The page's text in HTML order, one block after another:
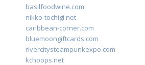
basilfoodwine.com
nikko-tochigi.net
caribbean-corner.com
bluemoongiftcards.com
rivercitysteampunkexpo.com
kchoops.net